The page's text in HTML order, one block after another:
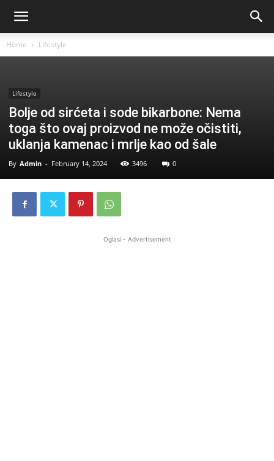
Home Lifestyle
Lifestyle
Bolje od sirćeta i sode bikarbone: Nema
toga što ovaj proizvod ne može očistiti,
uklanja kamenac i mrlje kao od šale
By Admin - February 14, 2024 3496 0
Oglasi - Advertisement